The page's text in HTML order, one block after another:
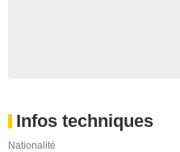
Infos techniques
Nationalité